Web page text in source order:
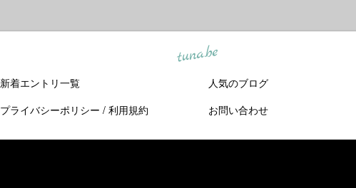
tuna.be
新着エントリ一覧 人気のブログ
プライバシーポリシー / 利用規約 お問い合わせ